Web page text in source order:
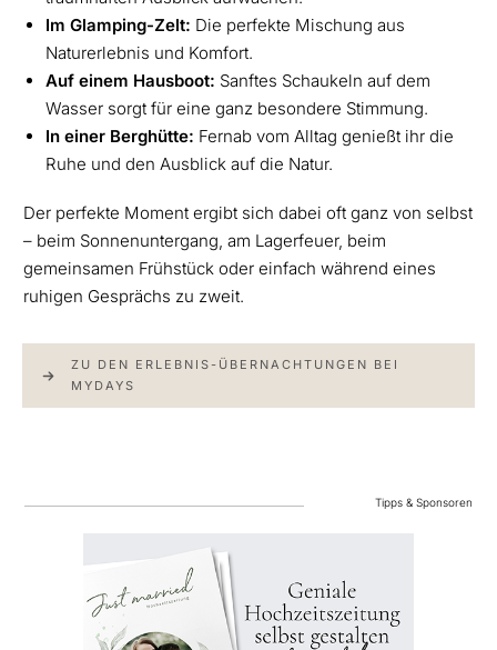
Im Glamping-Zelt: Die perfekte Mischung aus
Naturerlebnis und Komfort.
Auf einem Hausboot: Sanftes Schaukeln auf dem
Wasser sorgt für eine ganz besondere Stimmung.
In einer Berghütte: Fernab vom Alltag genießt ihr die
Ruhe und den Ausblick auf die Natur.
Der perfekte Moment ergibt sich dabei oft ganz von selbst
– beim Sonnenuntergang, am Lagerfeuer, beim
gemeinsamen Frühstück oder einfach während eines
ruhigen Gesprächs zu zweit.
ZU DEN ERLEBNIS-ÜBERNACHTUNGEN BEI
MYDAYS
Tipps & Sponsoren